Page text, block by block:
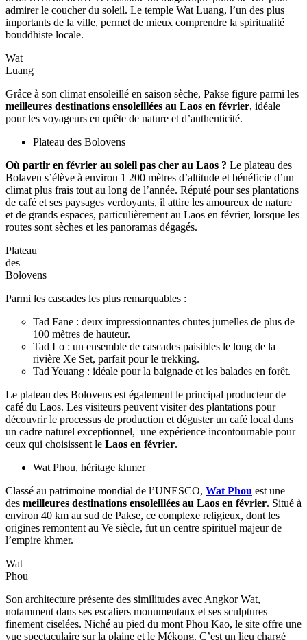
Pakse
Située dans la province de Champassak, au sud du pays,Pakseest
la deuxième plus grande ville du Laos après Vientiane. Elle séduit
par son harmonie entre nature, histoire et culture locale.
Bordée par le Mékong et proche de la frontière thaïlandaise, Pakse
est à la fois un centre économique important et une porte d’entrée
idéale pour explorer le sud du pays. Elle permet notamment de
rejoindre le plateau des Bolaven, Wat Phou ou encore la région de
Si Phan Don. Avec son héritage colonial français et ses traditions
laotiennes bien vivantes, Pakse constitue une véritable
un climat sec et lumineux.
Référez-vous à: Choses à faire à Paksé
Découvrir
les
de
Khone
Phapheng
Où partir en février au soleil au Laos ?À environ 100 km de la
ville se trouvent les impressionnantes chutes de Khone Phapheng,
considérées comme les plus puissantes d’Asie du Sud-Est.
Surnommées le "Niagara d'Asie", elles offrent un spectacle
grandiose lorsque les eaux du Mékong se déversent avec force à
travers les rochers.
Le pont de l’amitié lao-japonaise, long de plus de 1,3 km, relie les
deux rives du fleuve et constitue un magnifique point de vue pour
admirer le coucher du soleil. Le temple Wat Luang, l’un des plus
importants de la ville, permet de mieux comprendre la spiritualité
bouddhiste locale.